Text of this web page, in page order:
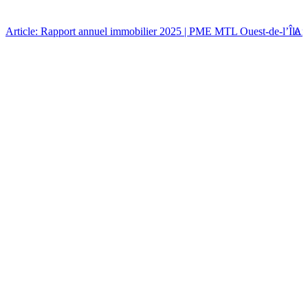
Article: Rapport annuel immobilier 2025 | PME MTL Ouest-de-l’Île